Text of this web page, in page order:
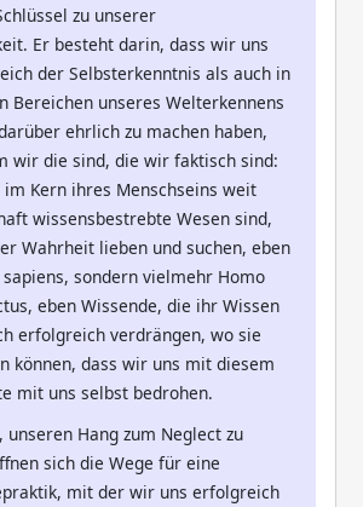
zu unserer
Er besteht darin, dass wir uns
der Selbsterkenntnis als auch in
Bereichen unseres Welterkennens
ehrlich zu machen haben,
wir die sind, die wir faktisch sind:
im Kern ihres Menschseins weit
wissensbestrebte Wesen sind,
Wahrheit lieben und suchen, eben
sondern vielmehr Homo
eben Wissende, die ihr Wissen
erfolgreich verdrängen, wo sie
können, dass wir uns mit diesem
mit uns selbst bedrohen.
unseren Hang zum Neglect zu
sich die Wege für eine
mit der wir uns erfolgreich